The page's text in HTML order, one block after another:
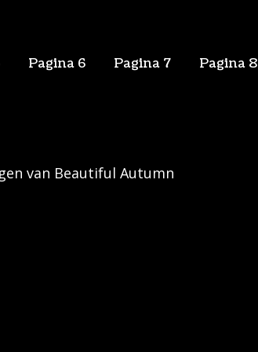
Pagina 6 Pagina 7
Pagina 8
van Beautiful Autumn